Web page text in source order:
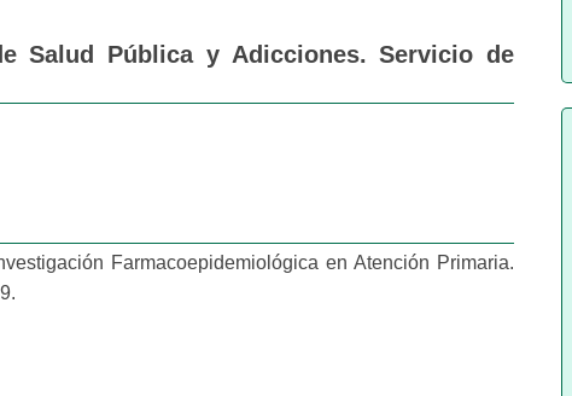
Salud Pública y Adicciones. Servicio de
Farmacoepidemiológica en Atención Primaria.